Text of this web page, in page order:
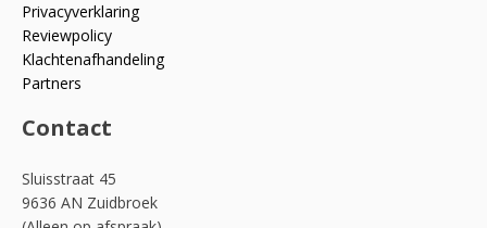
Privacyverklaring
Reviewpolicy
Klachtenafhandeling
Partners
Contact
Sluisstraat 45
9636 AN Zuidbroek